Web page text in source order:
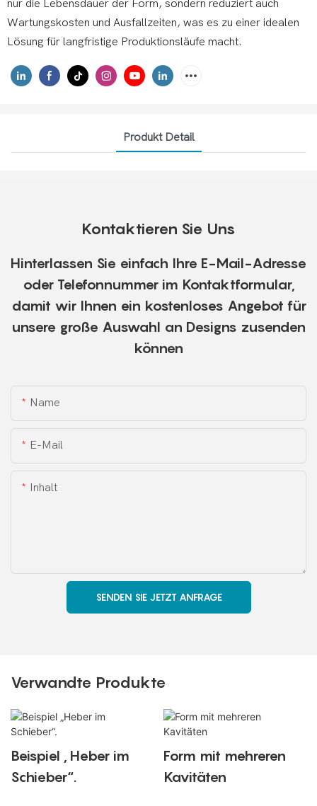
nur die Lebensdauer der Form, sondern reduziert auch
Wartungskosten und Ausfallzeiten, was es zu einer idealen
Lösung für langfristige Produktionsläufe macht.
Produkt Detail
Kontaktieren Sie Uns
Hinterlassen Sie einfach Ihre E-Mail-Adresse
oder Telefonnummer im Kontaktformular,
damit wir Ihnen ein kostenloses Angebot für
unsere große Auswahl an Designs zusenden
können
Name
E-Mail
Inhalt
SENDEN SIE JETZT ANFRAGE
Verwandte Produkte
Beispiel „Heber im
Schieber“.
Form mit mehreren
Kavitäten